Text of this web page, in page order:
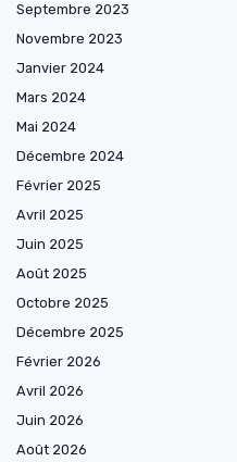
Septembre 2023
Novembre 2023
Janvier 2024
Mars 2024
Mai 2024
Décembre 2024
Février 2025
Avril 2025
Juin 2025
Août 2025
Octobre 2025
Décembre 2025
Février 2026
Avril 2026
Juin 2026
Août 2026